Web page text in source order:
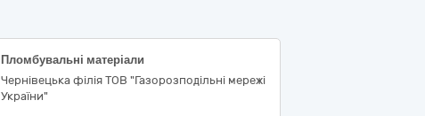
Пломбувальні матеріали
Чернівецька філія ТОВ "Газорозподільні мережі
України"